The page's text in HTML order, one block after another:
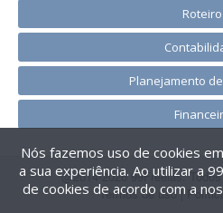
Roteiro
Planejamento
@2014-2026 99Freelas.
Termos de uso|
Nós fazemos uso de cookies
a sua experiência. Ao utilizar a
de cookies de acordo com a